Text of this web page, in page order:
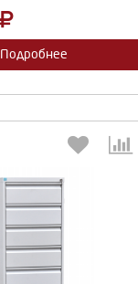
Подробнее